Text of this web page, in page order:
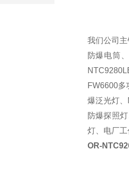
我们公司
防爆电筒
FW6600
爆泛光灯
防爆探照
灯、电厂
OR-